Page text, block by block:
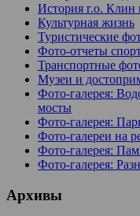
История г.о. Клин
Культурная жизнь
Туристические
Фото-отчеты
Транспортные
Музеи и
Фото-галерея:
мосты
Фото-галерея:
Фото-галереи на
Фото-галерея:
Фото-галерея:
Архивы